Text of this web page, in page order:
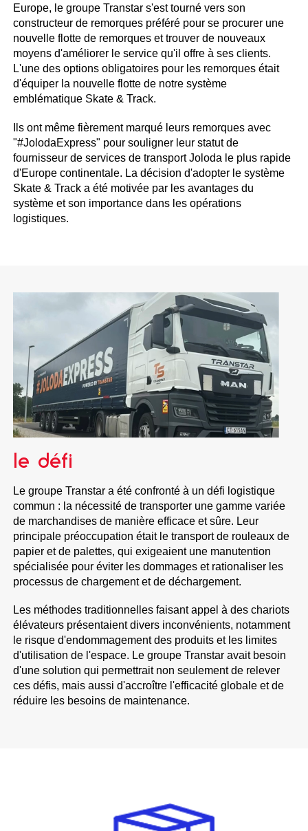
Europe, le groupe Transtar s'est tourné vers son
constructeur de remorques préféré pour se procurer une
nouvelle flotte de remorques et trouver de nouveaux
moyens d'améliorer le service qu'il offre à ses clients.
L'une des options obligatoires pour les remorques était
d'équiper la nouvelle flotte de notre système
emblématique Skate & Track.
Ils ont même fièrement marqué leurs remorques avec
"#JolodaExpress" pour souligner leur statut de
fournisseur de services de transport Joloda le plus rapide
d'Europe continentale. La décision d'adopter le système
Skate & Track a été motivée par les avantages du
système et son importance dans les opérations
logistiques.
le défi
Le groupe Transtar a été confronté à un défi logistique
commun : la nécessité de transporter une gamme variée
de marchandises de manière efficace et sûre. Leur
principale préoccupation était le transport de rouleaux de
papier et de palettes, qui exigeaient une manutention
spécialisée pour éviter les dommages et rationaliser les
processus de chargement et de déchargement.
Les méthodes traditionnelles faisant appel à des chariots
élévateurs présentaient divers inconvénients, notamment
le risque d'endommagement des produits et les limites
d'utilisation de l'espace. Le groupe Transtar avait besoin
d'une solution qui permettrait non seulement de relever
ces défis, mais aussi d'accroître l'efficacité globale et de
réduire les besoins de maintenance.